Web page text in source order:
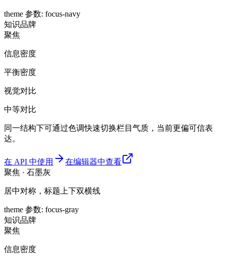
theme 参数: focus-navy
知识品牌
聚焦
信息密度
平衡密度
视觉对比
中等对比
同一结构下可通过色调快速切换栏目气质，当前更偏可信表
达。
在 API 中使用
在编辑器中查看
聚焦 · 石墨灰
居中对称，标题上下双横线
theme 参数: focus-gray
知识品牌
聚焦
信息密度